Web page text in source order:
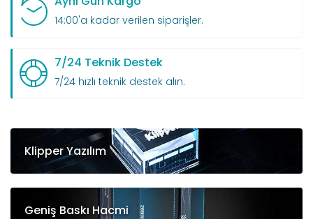
14:00'a kadar verilen siparişler.
7/24 Teknik Destek
7/24 hızlı teknik destek alın.
Klipper Yazılım
Geniş Baskı Hacmi